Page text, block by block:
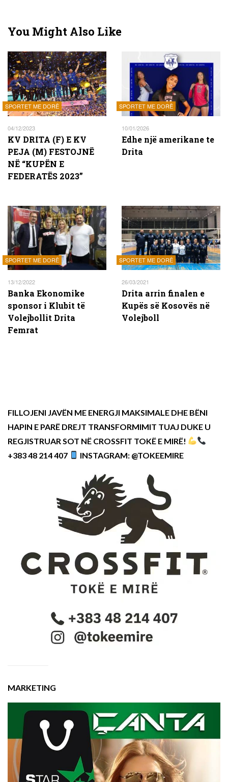
You Might Also Like
SPORTET ME DORË
04/12/2023
KV DRITA (F) E KV
PEJA (M) FESTOJNË
NË “KUPËN E
FEDERATËS 2023”
SPORTET ME DORË
10/01/2026
Edhe një amerikane te
Drita
SPORTET ME DORË
13/12/2022
Banka Ekonomike
sponsor i Klubit të
Volejbollit Drita
Femrat
SPORTET ME DORË
26/03/2021
Drita arrin finalen e
Kupës së Kosovës në
Volejboll
FILLOJENI JAVËN ME ENERGJI MAKSIMALE DHE BËNI
HAPIN E PARË DREJT TRANSFORMIMIT TUAJ DUKE U
REGJISTRUAR SOT NË CROSSFIT TOKË E MIRË!
+383 48 214 407
INSTAGRAM: @TOKEEMIRE
MARKETING